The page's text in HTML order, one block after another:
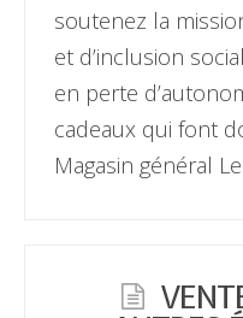
soutenez la
et d’inclusion
en perte
cadeaux qui font
Magasin général